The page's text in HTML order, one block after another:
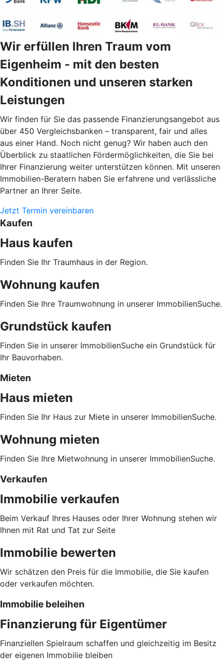
Wir erfüllen Ihren Traum vom
Eigenheim - mit den besten
Konditionen und unseren starken
Leistungen
Wir finden für Sie das passende Finanzierungsangebot aus
über 450 Vergleichsbanken – transparent, fair und alles
aus einer Hand. Noch nicht genug? Wir haben auch den
Überblick zu staatlichen Fördermöglichkeiten, die Sie bei
Ihrer Finanzierung weiter unterstützen können. Mit unseren
Immobilien-Beratern haben Sie erfahrene und verlässliche
Partner an Ihrer Seite.
Jetzt Termin vereinbaren
Kaufen
Haus kaufen
Finden Sie Ihr Traumhaus in der Region.
Wohnung kaufen
Finden Sie Ihre Traumwohnung in unserer ImmobilienSuche.
Grundstück kaufen
Finden Sie in unserer ImmobilienSuche ein Grundstück für
Ihr Bauvorhaben.
Mieten
Haus mieten
Finden Sie Ihr Haus zur Miete in unserer ImmobilienSuche.
Wohnung mieten
Finden Sie Ihre Mietwohnung in unserer ImmobilienSuche.
Verkaufen
Immobilie verkaufen
Beim Verkauf Ihres Hauses oder Ihrer Wohnung stehen wir
Ihnen mit Rat und Tat zur Seite
Immobilie bewerten
Wir schätzen den Preis für die Immobilie, die Sie kaufen
oder verkaufen möchten.
Immobilie beleihen
Finanzierung für Eigentümer
Finanziellen Spielraum schaffen und gleichzeitig im Besitz
der eigenen Immobilie bleiben